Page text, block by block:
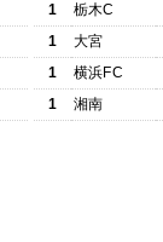
1
栃木C
1
大宮
1
横浜FC
1
湘南